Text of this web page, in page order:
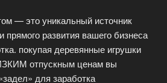
— это уникальный источник
прямого развития вашего бизнеса
покупая деревянные игрушки
отпускным ценам вы
для заработка